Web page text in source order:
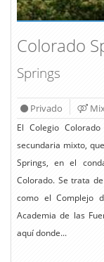
Colorado
Springs
Privado
El Colegio
secundaria mixto,
Springs, en el
Colorado. Se trata
como el Complejo
Academia de las
aquí donde...